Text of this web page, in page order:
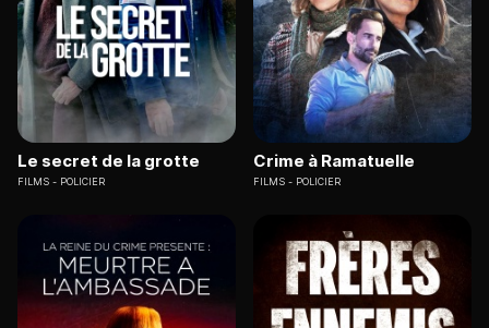
Le secret de la grotte
FILMS POLICIER
Crime à Ramatuelle
FILMS POLICIER